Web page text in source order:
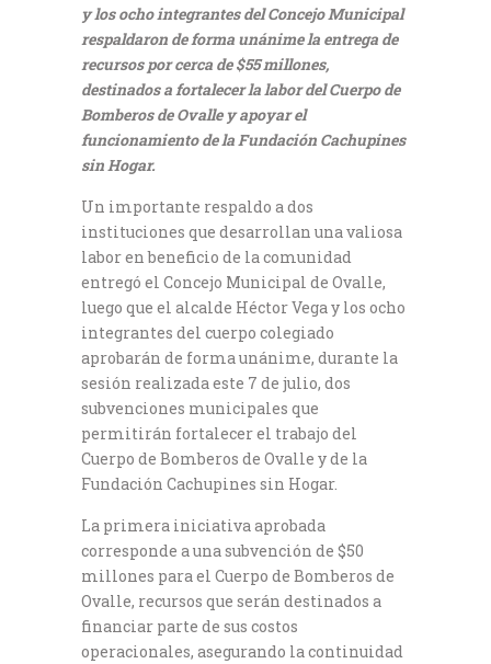
y los ocho integrantes del Concejo Municipal
respaldaron de forma unánime la entrega de
recursos por cerca de $55 millones,
destinados a fortalecer la labor del Cuerpo de
Bomberos de Ovalle y apoyar el
funcionamiento de la Fundación Cachupines
sin Hogar.
Un importante respaldo a dos
instituciones que desarrollan una valiosa
labor en beneficio de la comunidad
entregó el Concejo Municipal de Ovalle,
luego que el alcalde Héctor Vega y los ocho
integrantes del cuerpo colegiado
aprobarán de forma unánime, durante la
sesión realizada este 7 de julio, dos
subvenciones municipales que
permitirán fortalecer el trabajo del
Cuerpo de Bomberos de Ovalle y de la
Fundación Cachupines sin Hogar.
La primera iniciativa aprobada
corresponde a una subvención de $50
millones para el Cuerpo de Bomberos de
Ovalle, recursos que serán destinados a
financiar parte de sus costos
operacionales, asegurando la continuidad